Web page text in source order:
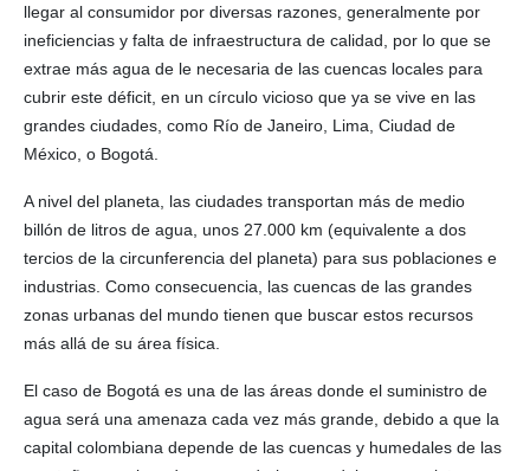
llegar al consumidor por diversas razones, generalmente por
ineficiencias y falta de infraestructura de calidad, por lo que se
extrae más agua de le necesaria de las cuencas locales para
cubrir este déficit, en un círculo vicioso que ya se vive en las
grandes ciudades, como Río de Janeiro, Lima, Ciudad de
México, o Bogotá.
A nivel del planeta, las ciudades transportan más de medio
billón de litros de agua, unos 27.000 km (equivalente a dos
tercios de la circunferencia del planeta) para sus poblaciones e
industrias. Como consecuencia, las cuencas de las grandes
zonas urbanas del mundo tienen que buscar estos recursos
más allá de su área física.
El caso de Bogotá es una de las áreas donde el suministro de
agua será una amenaza cada vez más grande, debido a que la
capital colombiana depende de las cuencas y humedales de las